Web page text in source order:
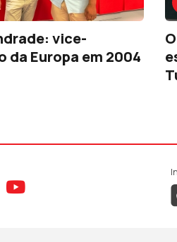
vice-
da Europa em 2004
ao Facebook da
ao Instagram
Aceder ao